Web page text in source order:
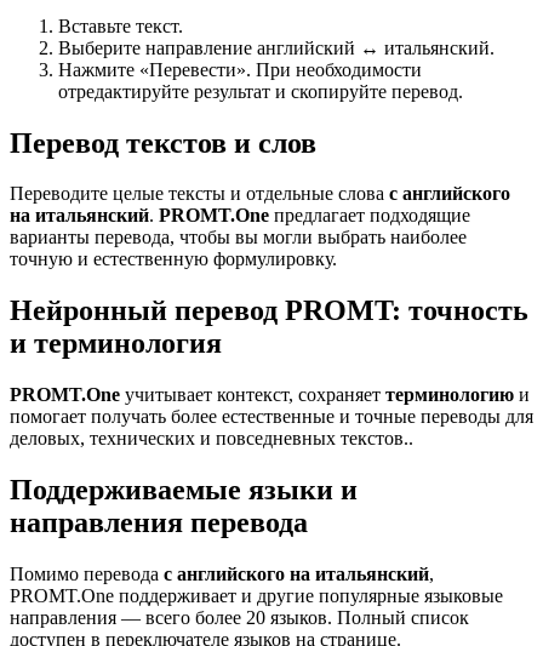
Вставьте текст.
Выберите направление английский ↔ итальянский.
Нажмите «Перевести». При необходимости
отредактируйте результат и скопируйте перевод.
Перевод текстов и слов
Переводите целые тексты и отдельные слова с английского
на итальянский. PROMT.One предлагает подходящие
варианты перевода, чтобы вы могли выбрать наиболее
точную и естественную формулировку.
Нейронный перевод PROMT: точность
и терминология
PROMT.One учитывает контекст, сохраняет терминологию и
помогает получать более естественные и точные переводы для
деловых, технических и повседневных текстов..
Поддерживаемые языки и
направления перевода
Помимо перевода с английского на итальянский,
PROMT.One поддерживает и другие популярные языковые
направления — всего более 20 языков. Полный список
доступен в переключателе языков на странице.